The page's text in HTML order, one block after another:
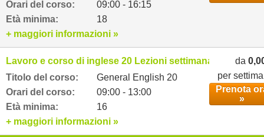
Orari del corso:
09:00 - 16:15
Età minima:
18
+ maggiori informazioni »
Lavoro e corso di inglese 20 Lezioni settimanali
Titolo del corso:
General English 20
Orari del corso:
09:00 - 13:00
Età minima:
16
da
per
Prenota
»
+ maggiori informazioni »